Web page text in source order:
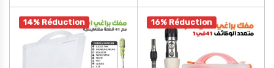
14% Réduction 16% Réduction